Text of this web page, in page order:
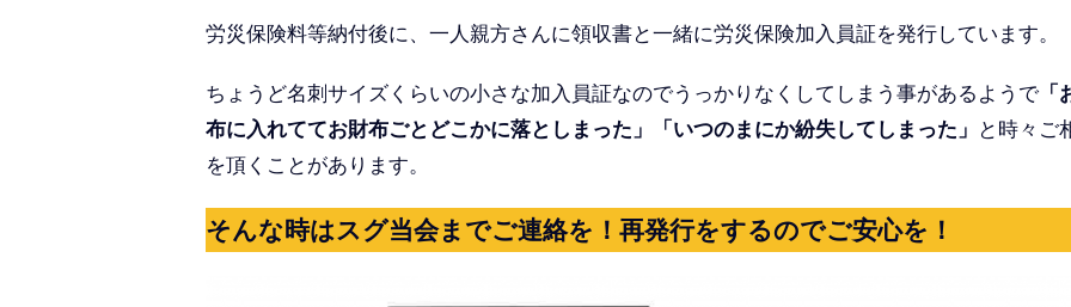
労災保険料等納付後に、一人親方さんに領収書と一緒に労災保険加入員証を発行しています。
ちょうど名刺サイズくらいの小さな加入員証なのでうっかりなくしてしまう事があるようで「
布に入れててお財布ごとどこかに落としまった」「いつのまにか紛失してしまった」
と時々ご
を頂くことがあります。
そんな時はスグ当会までご連絡を！再発行をするのでご安心を！